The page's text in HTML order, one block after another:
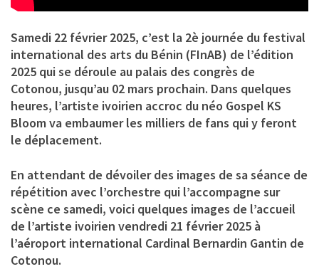
Samedi 22 février 2025, c’est la 2è journée du festival
international des arts du Bénin (FInAB) de l’édition
2025 qui se déroule au palais des congrès de
Cotonou, jusqu’au 02 mars prochain. Dans quelques
heures, l’artiste ivoirien accroc du néo Gospel KS
Bloomva embaumer les milliers de fans qui y feront
le déplacement.
En attendant de dévoiler des images de sa séance de
répétition avec l’orchestre qui l’accompagne sur
scène ce samedi, voici quelques images de l’accueil
de l’artiste ivoirien vendredi 21 février 2025 à
l’aéroport international Cardinal Bernardin Gantin de
Cotonou.